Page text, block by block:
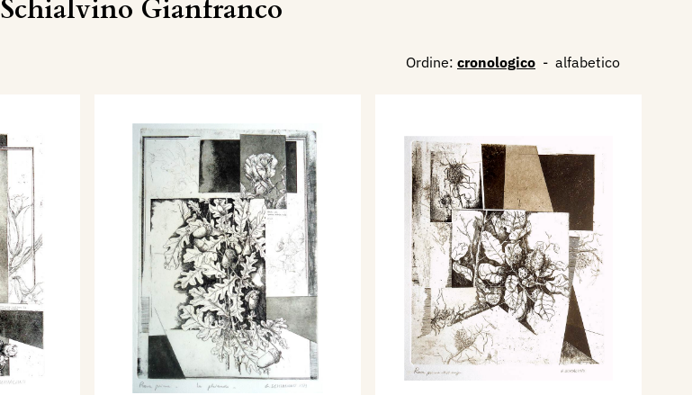
Schialvino ​Gianfranco
Ordine: cronologico - alfabetico